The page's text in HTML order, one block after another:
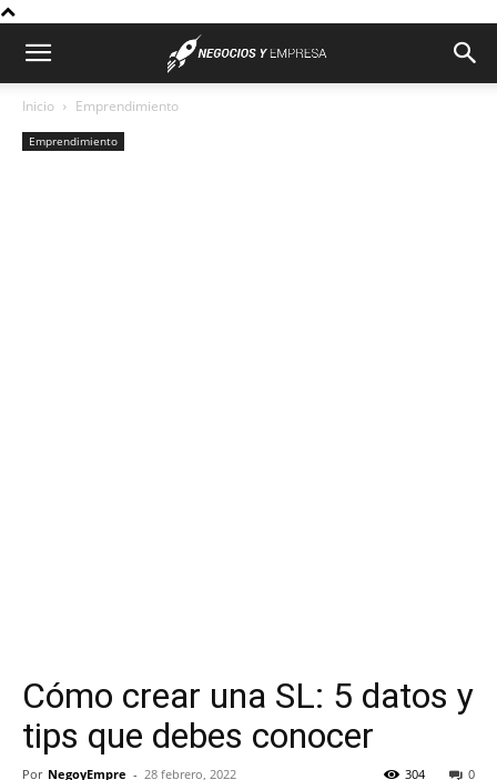
Inicio Emprendimiento
Emprendimiento
Cómo crear una SL: 5 datos y
tips que debes conocer
Por NegoyEmpre - 28 febrero, 2022 0
304